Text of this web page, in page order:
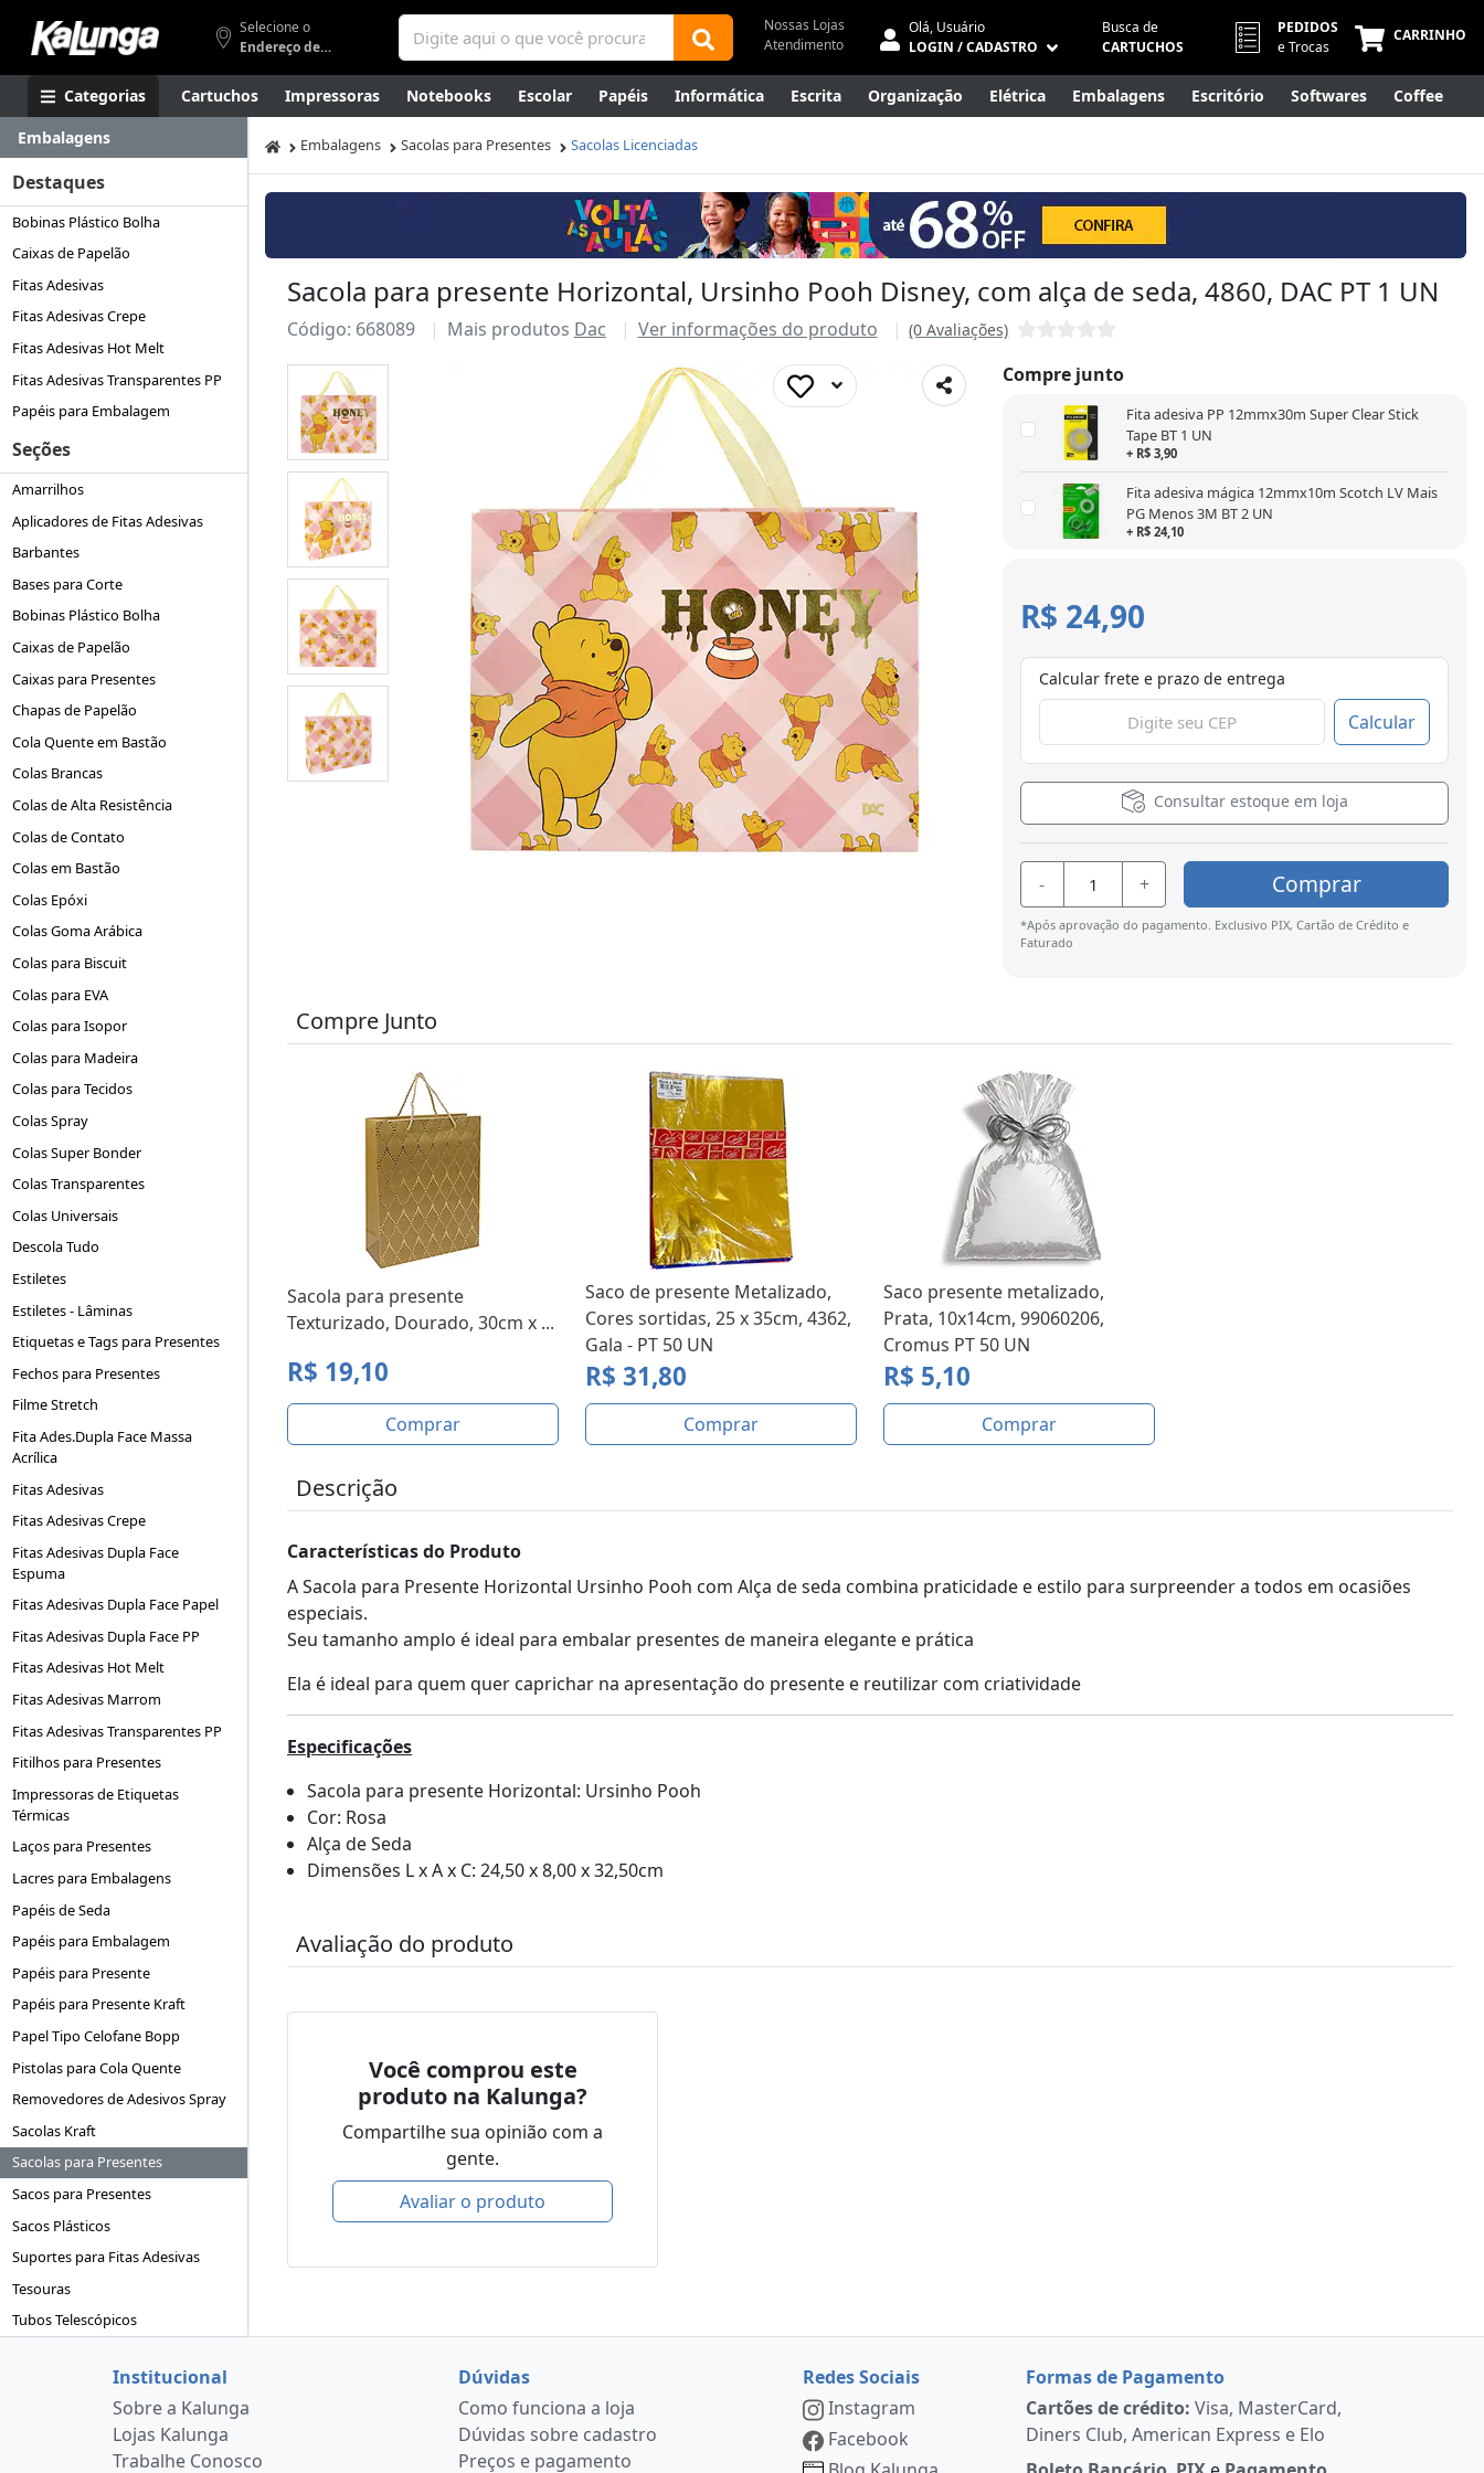
Selecione o
Endereço de entrega
Nossas Lojas
Atendimento
Olá, Usuário
LOGIN / CADASTRO
Busca de
CARTUCHOS
PEDIDOS
e Trocas
CARRINHO
Categorias Cartuchos Impressoras Notebooks Escolar Papéis Informática Escrita Organização Elétrica Embalagens Escritório Softwares Coffee
Apresentação Smartphones Artes Gamers Higiene Mídias Envelopes
Canetas Luxo
Outlet
Embalagens
Destaques
Bobinas Plástico Bolha
Caixas de Papelão
Fitas Adesivas
Fitas Adesivas Crepe
Fitas Adesivas Hot Melt
Fitas Adesivas Transparentes PP
Papéis para Embalagem
Seções
Amarrilhos
Aplicadores de Fitas Adesivas
Barbantes
Bases para Corte
Bobinas Plástico Bolha
Caixas de Papelão
Caixas para Presentes
Chapas de Papelão
Cola Quente em Bastão
Colas Brancas
Colas de Alta Resistência
Colas de Contato
Colas em Bastão
Colas Epóxi
Colas Goma Arábica
Colas para Biscuit
Colas para EVA
Colas para Isopor
Colas para Madeira
Colas para Tecidos
Colas Spray
Colas Super Bonder
Colas Transparentes
Colas Universais
Descola Tudo
Estiletes
Estiletes - Lâminas
Etiquetas e Tags para Presentes
Fechos para Presentes
Filme Stretch
Fita Ades.Dupla Face Massa
Acrílica
Fitas Adesivas
Fitas Adesivas Crepe
Fitas Adesivas Dupla Face
Espuma
Fitas Adesivas Dupla Face Papel
Fitas Adesivas Dupla Face PP
Fitas Adesivas Hot Melt
Fitas Adesivas Marrom
Fitas Adesivas Transparentes PP
Fitilhos para Presentes
Impressoras de Etiquetas
Térmicas
Laços para Presentes
Lacres para Embalagens
Papéis de Seda
Papéis para Embalagem
Papéis para Presente
Papéis para Presente Kraft
Papel Tipo Celofane Bopp
Pistolas para Cola Quente
Removedores de Adesivos Spray
Sacolas Kraft
Sacolas para Presentes
Sacos para Presentes
Sacos Plásticos
Suportes para Fitas Adesivas
Tesouras
Tubos Telescópicos
Embalagens Sacolas para Presentes Sacolas Licenciadas
Sacola para presente Horizontal, Ursinho Pooh Disney, com alça de seda, 4860, DAC PT 1 UN
Código: 668089 Mais produtos Dac Ver informações do produto (0 Avaliações)
Compre junto
Fita adesiva PP 12mmx30m Super Clear Stick
Tape BT 1 UN
+ R$ 3,90
Fita adesiva mágica 12mmx10m Scotch LV Mais
PG Menos 3M BT 2 UN
+ R$ 24,10
R$ 24,90
Calcular frete e prazo de entrega
Calcular
Consultar estoque em loja
- + Comprar
*Após aprovação do pagamento. Exclusivo PIX, Cartão de Crédito e
Faturado
Compre Junto
Sacola para presente
Texturizado, Dourado, 30cm x ...
R$ 19,10
Comprar
Saco de presente Metalizado,
Cores sortidas, 25 x 35cm, 4362,
Gala - PT 50 UN
R$ 31,80
Comprar
Saco presente metalizado,
Prata, 10x14cm, 99060206,
Cromus PT 50 UN
R$ 5,10
Comprar
Descrição
Características do Produto
A Sacola para Presente Horizontal Ursinho Pooh com Alça de seda combina praticidade e estilo para surpreender a todos em ocasiões
especiais.
Seu tamanho amplo é ideal para embalar presentes de maneira elegante e prática
Ela é ideal para quem quer caprichar na apresentação do presente e reutilizar com criatividade
Especificações
Sacola para presente Horizontal: Ursinho Pooh
Cor: Rosa
Alça de Seda
Dimensões L x A x C: 24,50 x 8,00 x 32,50cm
Avaliação do produto
Você comprou este
produto na Kalunga?
Compartilhe sua opinião com a
gente.
Avaliar o produto
Institucional
Sobre a Kalunga
Lojas Kalunga
Trabalhe Conosco
Dúvidas
Como funciona a loja
Dúvidas sobre cadastro
Preços e pagamento
Redes Sociais
Instagram
Facebook
Formas de Pagamento
Cartões de crédito: Visa, MasterCard,
Diners Club, American Express e Elo